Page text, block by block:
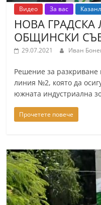
Видео За вас
НОВА
ОБЩИНСКИ
29.07.2021 Иван
Решение за
линия №2, която да
южната индустриална
Прочетете повече